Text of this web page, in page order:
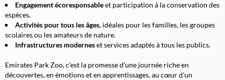
Engagement écoresponsableet participation à la conservation des
espèces.
Activités pour tous les âges, idéales pour les familles, les groupes
scolaires ou les amateurs de nature.
Infrastructures moderneset services adaptés à tous les publics.
Emirates Park Zoo, c'est la promesse d'une journée riche en
découvertes, en émotions et en apprentissages, au cœur d'un